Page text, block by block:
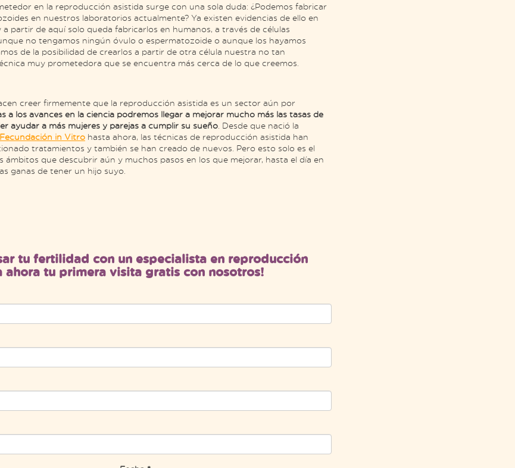
en la reproducción asistida surge con una sola duda: ¿Podemos fabricar
en nuestros laboratorios actualmente? Ya existen evidencias de ello en
a partir de aquí solo queda fabricarlos en humanos, a través de células
no tengamos ningún óvulo o espermatozoide o aunque los hayamos
de la posibilidad de crearlos a partir de otra célula nuestra no tan
muy prometedora que se encuentra más cerca de lo que creemos.
creer firmemente que la reproducción asistida es un sector aún por
a los avances en la ciencia podremos llegar a mejorar mucho más las tasas de
ayudar a más mujeres y parejas a cumplir su sueño . Desde que nació la
Fecundación in Vitro hasta ahora, las técnicas de reproducción asistida han
tratamientos y también se han creado de nuevos. Pero esto solo es el
ámbitos que descubrir aún y muchos pasos en los que mejorar, hasta el día en
ganas de tener un hijo suyo.
tu fertilidad con un especialista en reproducción
ahora tu primera visita gratis con nosotros!